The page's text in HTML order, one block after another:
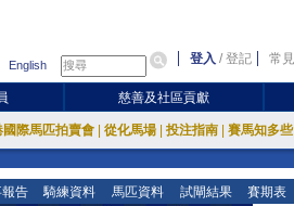
English 登入 /登記 常
慈善及社區貢獻
國際馬匹拍賣會 從化馬場 投注指南 賽馬知多些
告 騎練資料 馬匹資料 試閘結果 賽期表